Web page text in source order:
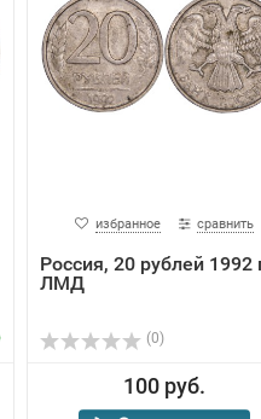
избранное сравнить
Россия, 20 рублей 1992
ЛМД
(0)
100 руб.